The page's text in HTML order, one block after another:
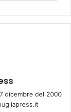
dicembre del 2000